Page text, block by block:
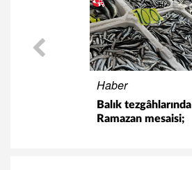
Haber
Balık tezgâhlarında
Ramazan mesaisi;